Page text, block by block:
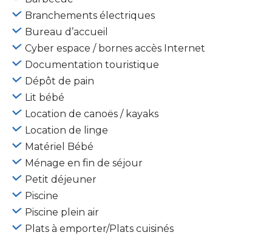
Branchements électriques
Bureau d’accueil
Cyber espace / bornes accès Internet
Documentation touristique
Dépôt de pain
Lit bébé
Location de canoës / kayaks
Location de linge
Matériel Bébé
Ménage en fin de séjour
Petit déjeuner
Piscine
Piscine plein air
Plats à emporter/Plats cuisinés